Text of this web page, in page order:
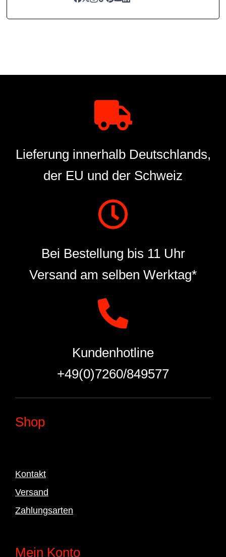
Lieferung innerhalb Deutschlands,
der EU und der Schweiz
Bei Bestellung bis 11 Uhr
Versand am selben Werktag*
Kundenhotline
+49(0)7260/849577
Shop
Kontakt
Versand
Zahlungsarten
Mein Konto